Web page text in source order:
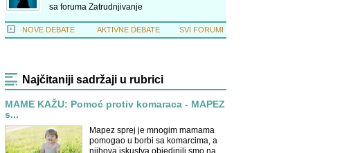
sa foruma Zatrudnjivanje
NOVE DEBATE AKTIVNE DEBATE SVI FORUMI
Najčitaniji sadržaji u rubrici
MAME KAŽU: Pomoć protiv komaraca - MAPEZ
s...
Mapez sprej je mnogim mamama
pomogao u borbi sa komarcima, a
njihova iskustva objedinili smo na